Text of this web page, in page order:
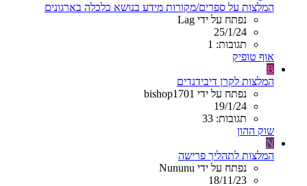
המלצות על ספרים/מקורות מידע בנושא כלכלה בארגונים
נפתח על ידי Lag
25/1/24
תגובות: 1
אוף טופיק
B
המלצות לקרן דיבידנדים
נפתח על ידי bishop1701
19/1/24
תגובות: 33
שוק ההון
N
המלצות לתהליך פרישה
נפתח על ידי Nununu
18/11/23